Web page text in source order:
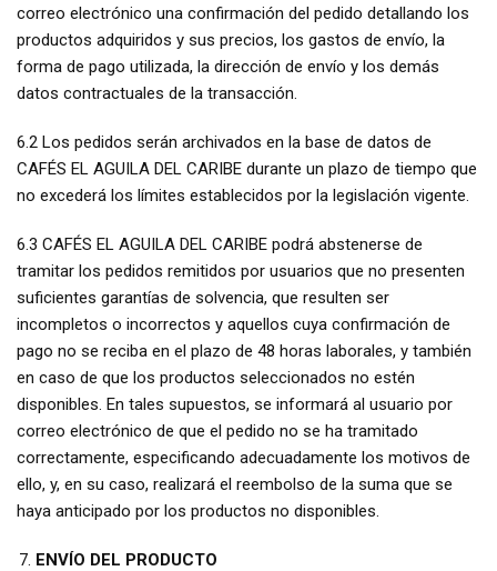
correo electrónico una confirmación del pedido detallando los
productos adquiridos y sus precios, los gastos de envío, la
forma de pago utilizada, la dirección de envío y los demás
datos contractuales de la transacción.
6.2 Los pedidos serán archivados en la base de datos de
CAFÉS EL AGUILA DEL CARIBE durante un plazo de tiempo que
no excederá los límites establecidos por la legislación vigente.
6.3 CAFÉS EL AGUILA DEL CARIBE podrá abstenerse de
tramitar los pedidos remitidos por usuarios que no presenten
suficientes garantías de solvencia, que resulten ser
incompletos o incorrectos y aquellos cuya confirmación de
pago no se reciba en el plazo de 48 horas laborales, y también
en caso de que los productos seleccionados no estén
disponibles. En tales supuestos, se informará al usuario por
correo electrónico de que el pedido no se ha tramitado
correctamente, especificando adecuadamente los motivos de
ello, y, en su caso, realizará el reembolso de la suma que se
haya anticipado por los productos no disponibles.
ENVÍO DEL PRODUCTO